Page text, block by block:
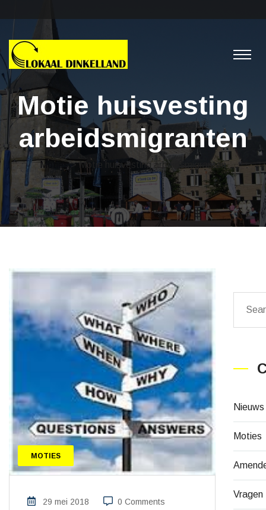
Motie huisvesting
arbeidsmigranten
Moties> Motie huisvesting arbeidsmigranten
MOTIES
29 mei 2018 0 Comments
Nieuws
Moties
Vragen